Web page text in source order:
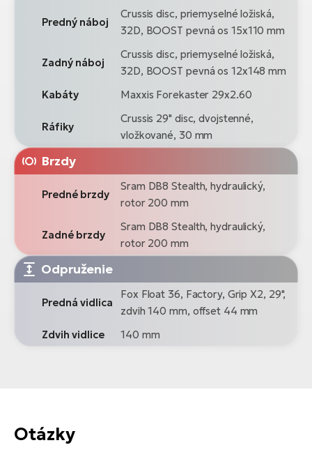
Predný náboj
Crussis disc, priemyselné ložiská,
32D, BOOST pevná os 15x110 mm
Zadný náboj
Crussis disc, priemyselné ložiská,
32D, BOOST pevná os 12x148 mm
Kabáty
Maxxis Forekaster 29x2.60
Ráfiky
Crussis 29" disc, dvojstenné,
vložkované, 30 mm
Brzdy
Predné brzdy
Sram DB8 Stealth, hydraulický,
rotor 200 mm
Zadné brzdy
Sram DB8 Stealth, hydraulický,
rotor 200 mm
Odpruženie
Predná vidlica
Fox Float 36, Factory, Grip X2, 29",
zdvih 140 mm, offset 44 mm
Zdvih vidlice
140 mm
Otázky